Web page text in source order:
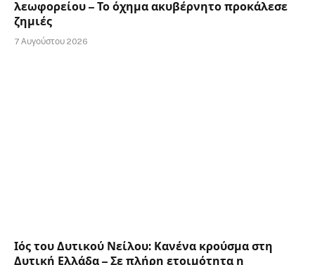
λεωφορείου – Το όχημα ακυβέρνητο προκάλεσε
ζημιές
7 Αυγούστου 2026
Ιός του Δυτικού Νείλου: Κανένα κρούσμα στη
Δυτική Ελλάδα – Σε πλήρη ετοιμότητα η